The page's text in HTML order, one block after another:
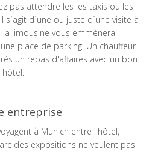
pas attendre les les taxis ou les
d´une ou juste d´une visite à
limousine vous emmènera
place de parking. Un chauffeur
un repas d'affaires avec un bon
hôtel.
entreprise
à Munich entre l'hôtel,
des expositions ne veulent pas